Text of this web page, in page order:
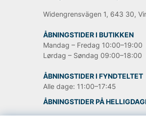
Björn Borg
Widengrensvägen 1, 643 30,
ÅBNINGSTIDER I BUTIKKEN
Mandag – Fredag 10:00–19:00
Lørdag – Søndag 09:00–18:00
ÅBNINGSTIDER I FYNDTELTET
Alle dage: 11:00–17:45
ÅBNINGSTIDER PÅ